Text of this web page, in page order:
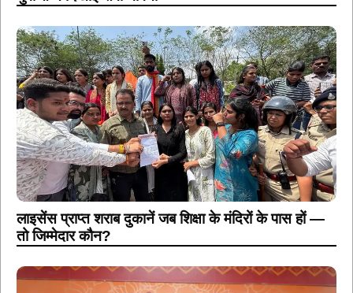
लाइसेंस प्राप्त शराब दुकानें जब शिक्षा के मंदिरों के पास हों —
तो जिम्मेदार कौन?